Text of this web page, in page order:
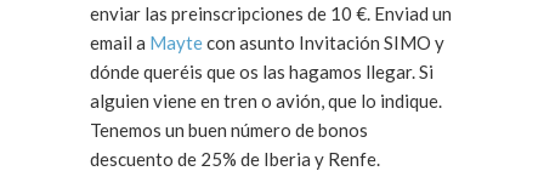
enviar las preinscripciones de 10 €. Enviad un
email a Maytecon asunto Invitación SIMO y
dónde queréis que os las hagamos llegar. Si
alguien viene en tren o avión, que lo indique.
Tenemos un buen número de bonos
descuento de 25% de Iberia y Renfe.